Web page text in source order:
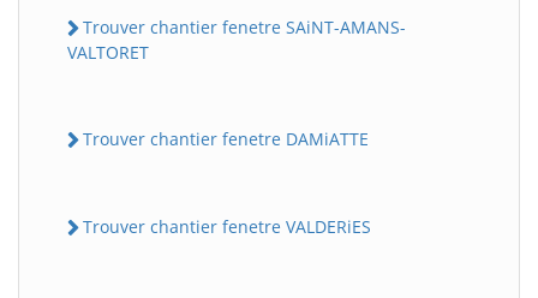
Trouver chantier fenetre SAiNT-AMANS-
VALTORET
Trouver chantier fenetre DAMiATTE
Trouver chantier fenetre VALDERiES